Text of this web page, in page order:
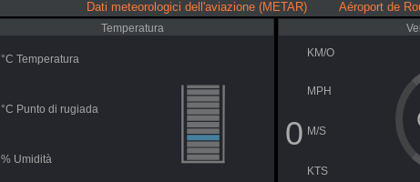
Dati meteorologici dell'aviazione (METAR) Aéroport de
Temperatura
°C Temperatura
°C Punto di rugiada
% Umidità
KM/O
MPH
0 M/S
KTS